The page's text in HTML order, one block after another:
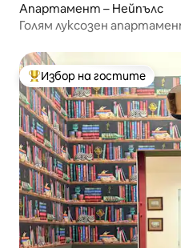
Апартамент – Нейпълс
Голям луксозен
Най-популярен избор на
Избор на гостите